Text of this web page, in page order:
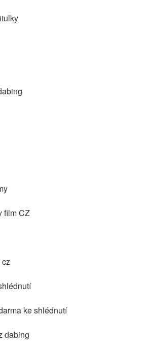
film CZ
ke shlédnutí
dabing